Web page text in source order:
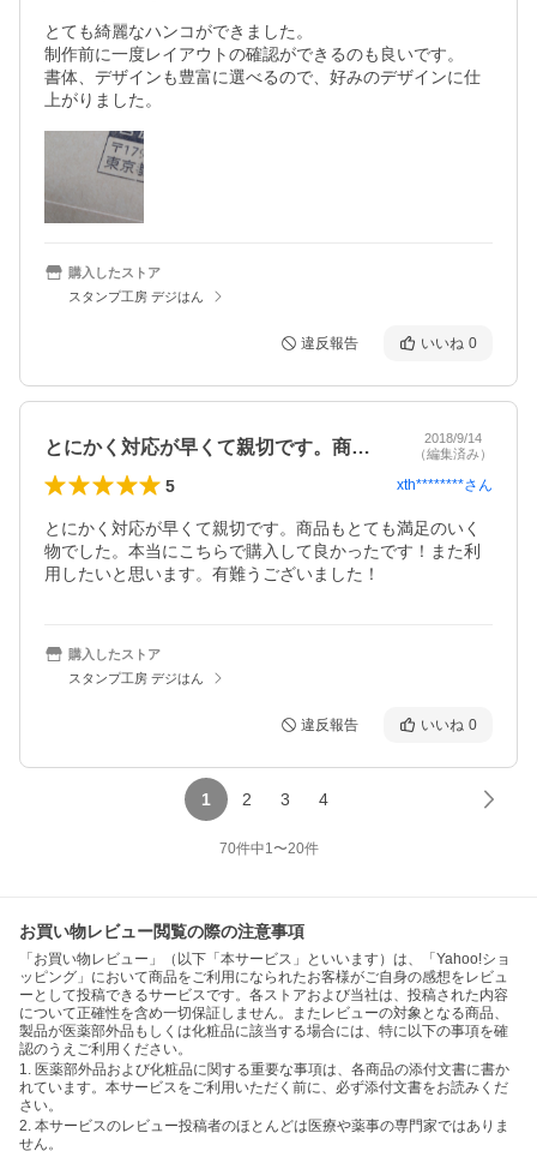
とても綺麗なハンコができました。
制作前に一度レイアウトの確認ができるのも良いです。
書体、デザインも豊富に選べるので、好みのデザインに仕
上がりました。
購入したストア
スタンプ工房 デジはん
違反報告 いいね 0
とにかく対応が早くて親切です。商品もと…
2018/9/14
（編集済み）
5 xth********さん
とにかく対応が早くて親切です。商品もとても満足のいく
物でした。本当にこちらで購入して良かったです！また利
用したいと思います。有難うございました！
購入したストア
スタンプ工房 デジはん
違反報告 いいね 0
1 2 3 4
70件中1〜20件
お買い物レビュー閲覧の際の注意事項
「お買い物レビュー」（以下「本サービス」といいます）は、「Yahoo!ショ
ッピング」において商品をご利用になられたお客様がご自身の感想をレビュ
ーとして投稿できるサービスです。各ストアおよび当社は、投稿された内容
について正確性を含め一切保証しません。またレビューの対象となる商品、
製品が医薬部外品もしくは化粧品に該当する場合には、特に以下の事項を確
認のうえご利用ください。
1. 医薬部外品および化粧品に関する重要な事項は、各商品の添付文書に書か
れています。本サービスをご利用いただく前に、必ず添付文書をお読みくだ
さい。
2. 本サービスのレビュー投稿者のほとんどは医療や薬事の専門家ではありま
せん。